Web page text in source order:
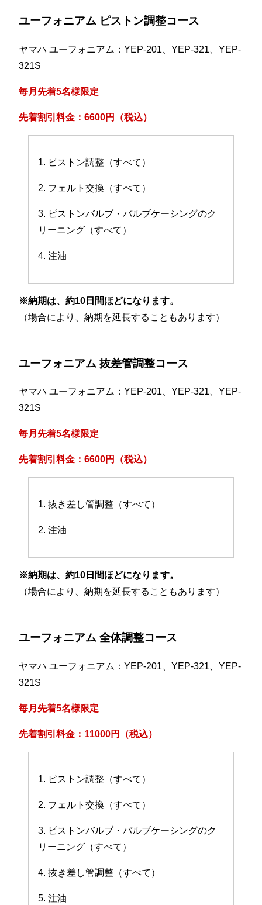
ユーフォニアム ピストン調整コース
ヤマハ ユーフォニアム：YEP-201、YEP-321、YEP-
321S
毎月先着5名様限定
先着割引料金：6600円（税込）
1. ピストン調整（すべて）
2. フェルト交換（すべて）
3. ピストンバルブ・バルブケーシングのク
リーニング（すべて）
4. 注油
※納期は、約10日間ほどになります。
（場合により、納期を延長することもあります）
ユーフォニアム 抜差管調整コース
ヤマハ ユーフォニアム：YEP-201、YEP-321、YEP-
321S
毎月先着5名様限定
先着割引料金：6600円（税込）
1. 抜き差し管調整（すべて）
2. 注油
※納期は、約10日間ほどになります。
（場合により、納期を延長することもあります）
ユーフォニアム 全体調整コース
ヤマハ ユーフォニアム：YEP-201、YEP-321、YEP-
321S
毎月先着5名様限定
先着割引料金：11000円（税込）
1. ピストン調整（すべて）
2. フェルト交換（すべて）
3. ピストンバルブ・バルブケーシングのク
リーニング（すべて）
4. 抜き差し管調整（すべて）
5. 注油